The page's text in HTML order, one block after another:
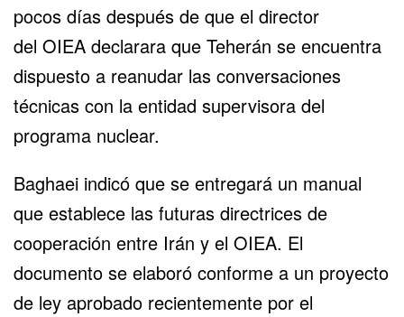
pocos días después de que el director
del OIEA declarara que Teherán se encuentra
dispuesto a reanudar las conversaciones
técnicas con la entidad supervisora del
programa nuclear.
Baghaei indicó que se entregará un manual
que establece las futuras directrices de
cooperación entre Irán y el OIEA. El
documento se elaboró conforme a un proyecto
de ley aprobado recientemente por el